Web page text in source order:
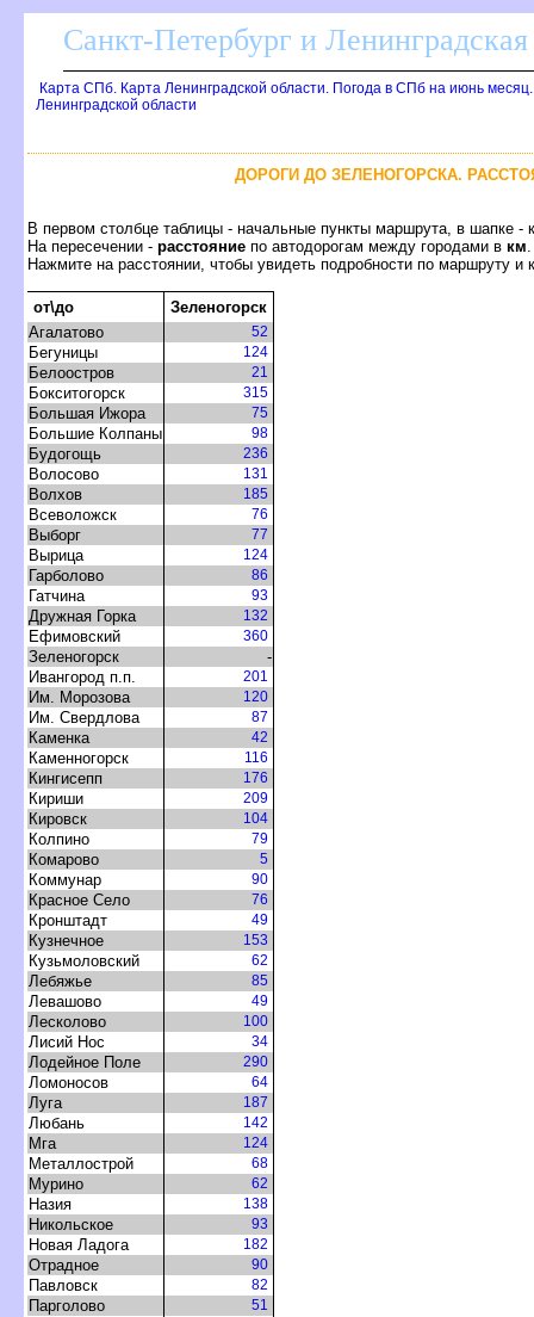
Санкт-Петербург и Ленинградская
Карта СПб. Карта Ленинградской области. Погода в СПб на июнь
Ленинградской области
ДОРОГИ ДО ЗЕЛЕНОГОРСКА.
первом столбце таблицы - начальные пункты маршрута, в шапке -
На пересечении - расстояние по автодорогам между городами км
Нажмите на расстоянии, чтобы увидеть подробности по маршруту и
от\до
Зеленогорск
Агалатово
52
Бегуницы 124
Белоостро 21
Бокситогорск 315
Большая Ижора 75
Большие Колпаны 98
Будогощь 236
олосово 131
олхо 185
севоложск 76
ыбор 77
ырица 124
Гарболово 86
Гатчина 93
Дружная Горка 132
Ефимовский 360
Зеленогорск
-
Ивангород п.п.
201
Им. Морозова 120
Им. Свердлова 87
Каменка 42
Каменногорск 116
Кингисепп 176
Кириши 209
Кировск 104
Колпино 79
Комарово 5
Коммунар 90
Красное Село 76
Кронштадт 49
Кузнечное 153
Кузьмоловский 62
Лебяжье 85
Левашово 49
Лесколово 100
Лисий Нос 34
Лодейное Поле 290
Ломоносо 64
Луга 187
Любань 142
Мга 124
Металлострой 68
Мурино 62
Назия 138
Никольское 93
Новая Ладога 182
Отрадное 90
Павловск 82
Парголово 51